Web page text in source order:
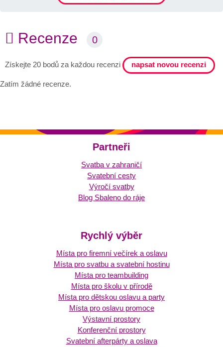
Recenze 0
Získejte 20 bodů za každou recenzi napsat novou recenzi
Zatím žádné recenze.
Partneři
Svatba v zahraničí
Svatební cesty
Výročí svatby
Blog Sbaleno do ráje
Rychlý výběr
Místa pro firemní večírek a oslavu
Místa pro svatbu a svatební hostinu
Místa pro teambuilding
Místa pro školu v přírodě
Místa pro dětskou oslavu a party
Místa pro oslavu promoce
Výstavní prostory
Konferenční prostory
Svatební afterpárty a oslava